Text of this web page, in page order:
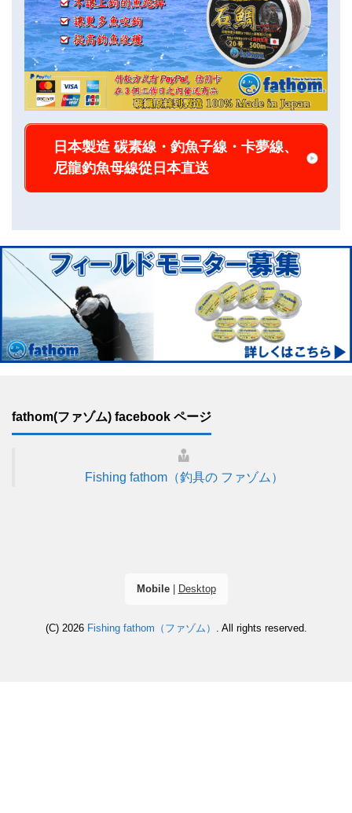
日本製造 碳素線・釣魚子線・卡夢線、
尼龍釣魚母線從日本直送
fathom(ファゾム) facebook ページ
Fishing fathom（釣具の ファゾム）
Mobile| Desktop
(C) 2026 Fishing fathom（ファゾム） . All rights reserved.